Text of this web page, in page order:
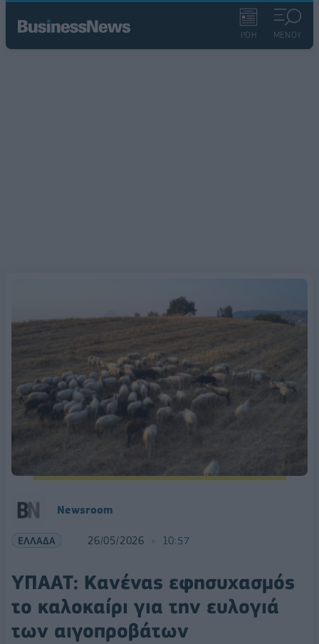
ΡΟΗ ΜΕΝΟΥ
Newsroom
ΕΛΛΑΔΑ 26/05/2026 10:57
ΥΠΑΑΤ: Κανένας εφησυχασμός
το καλοκαίρι για την ευλογιά
των αιγοπροβάτων